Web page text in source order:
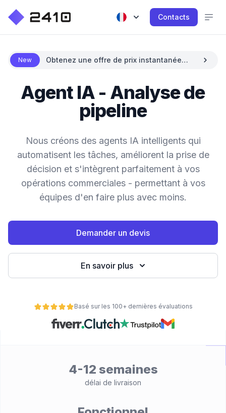
Contacts
New
Obtenez une offre de prix instantanée
Agent IA - Analyse de
pipeline
Nous créons des agents IA intelligents qui
automatisent les tâches, améliorent la prise de
décision et s'intègrent parfaitement à vos
opérations commerciales - permettant à vos
équipes d'en faire plus avec moins.
Demander un devis
En savoir plus
Basé sur les 100+ dernières évaluations
4-12 semaines
délai de livraison